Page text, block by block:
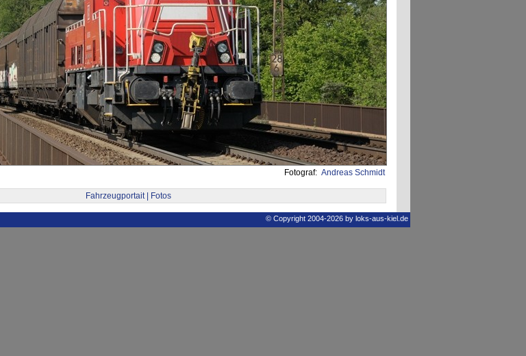
Fotograf: Andreas Schmidt
Fahrzeugportait | Fotos
© Copyright 2004-2026 by loks-aus-kiel.de